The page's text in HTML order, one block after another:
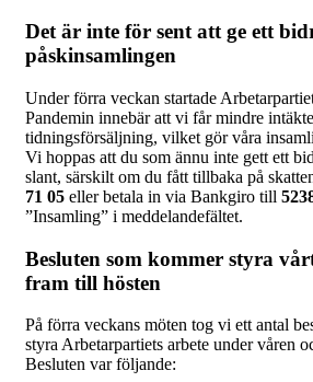
Det är inte för sent att ge ett
påskinsamlingen
Under förra veckan startade
Pandemin innebär att vi får mindre
tidningsförsäljning, vilket gör våra
Vi hoppas att du som ännu inte gett ett
slant, särskilt om du fått tillbaka på
71 05 eller betala in via Bankgiro till
”Insamling” i meddelandefältet.
Besluten som kommer styra
fram till hösten
På förra veckans möten tog vi ett antal
styra Arbetarpartiets arbete under våren
Besluten var följande: